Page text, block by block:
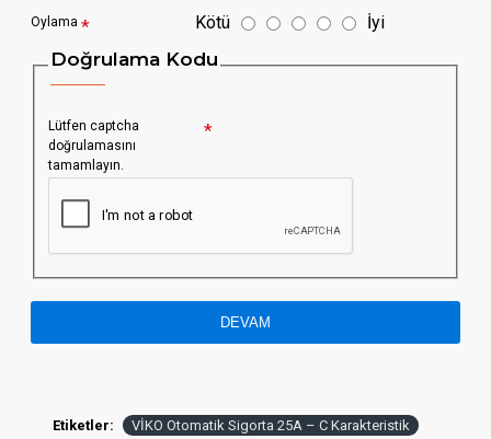
Oylama Kötü İyi
Doğrulama Kodu
Lütfen captcha
doğrulamasını
tamamlayın.
DEVAM
Etiketler:
VİKO Otomatik Sigorta 25A – C Karakteristik